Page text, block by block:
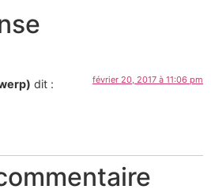
dit : février 20, 2017 à 11:06 pm